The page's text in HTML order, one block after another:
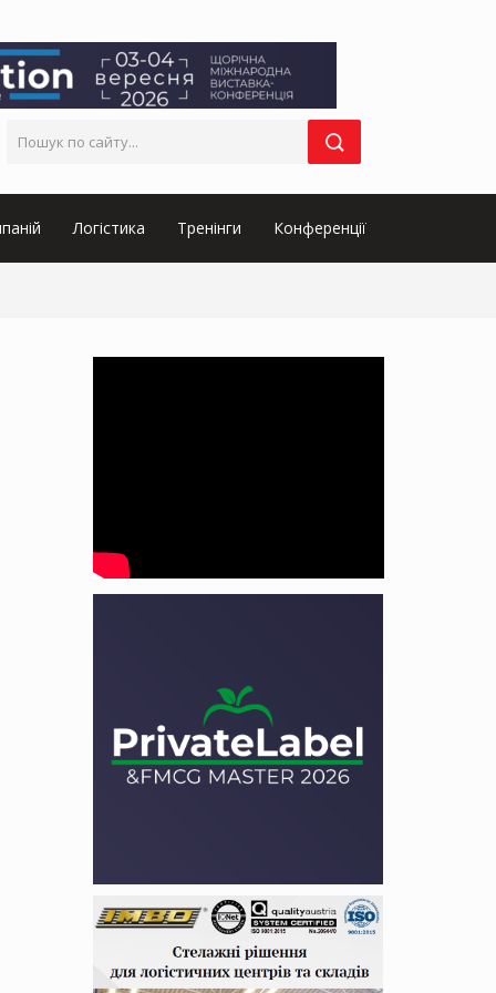
Логістика Тренінги Конференції